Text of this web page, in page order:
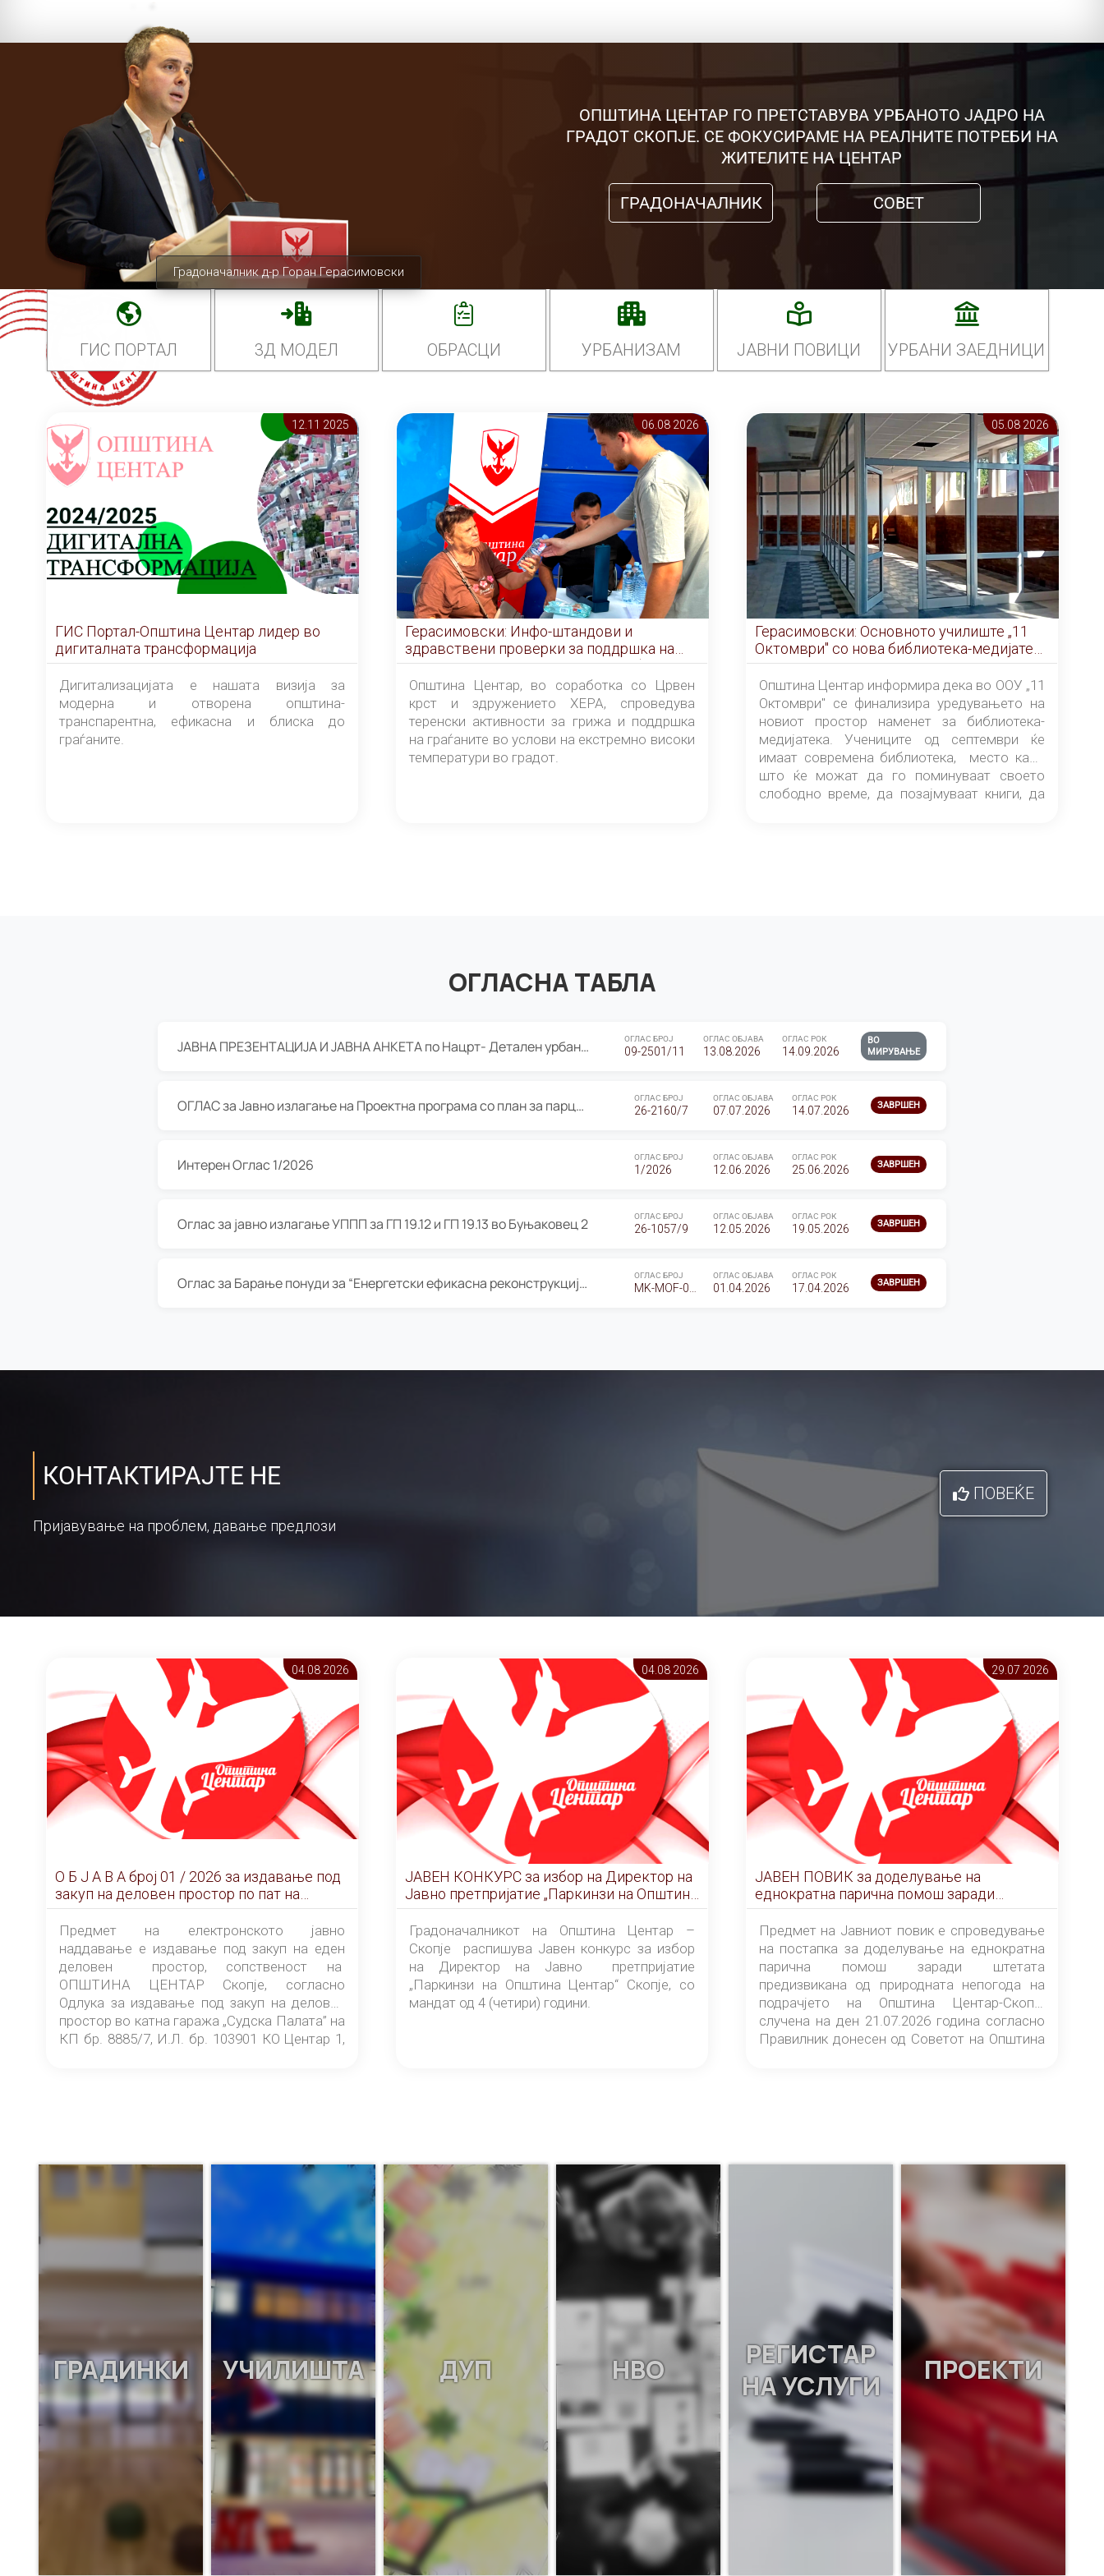
Градоначалник д-р Горан Герасимовски
ОПШТИНА ЦЕНТАР ГО ПРЕТСТАВУВА УРБАНОТО ЈАДРО НА
ГРАДОТ СКОПЈЕ. СЕ ФОКУСИРАМЕ НА РЕАЛНИТЕ ПОТРЕБИ НА
ЖИТЕЛИТЕ НА ЦЕНТАР
ГРАДОНАЧАЛНИК СОВЕТ
ГИС ПОРТАЛ 3Д МОДЕЛ ОБРАСЦИ УРБАНИЗАМ ЈАВНИ ПОВИЦИ УРБАНИ ЗАЕДНИЦИ
12.11 2025
ГИС Портал-Општина Центар лидер во
дигиталната трансформација
Дигитализацијата е нашата визија за
модерна и отворена општина-
транспарентна, ефикасна и блиска до
граѓаните.
06.08 2026
Герасимовски: Инфо-штандови и
здравствени проверки за поддршка на
граѓаните во услови на топлотен бран
Општина Центар, во соработка со Црвен
крст и здружението ХЕРА, спроведува
теренски активности за грижа и поддршка
на граѓаните во услови на екстремно високи
температури во градот.
05.08 2026
Герасимовски: Основното училиште „11
Октомври" со нова библиотека-медијатека
од септември
Општина Центар информира дека во ООУ „11
Октомври" се финализира уредувањето на
новиот простор наменет за библиотека-
медијатека. Учениците од септември ќе
имаат современа библиотека, место каде
што ќе можат да го поминуваат своето
слободно време, да позајмуваат книги, да
ОГЛАСНА ТАБЛА
ЈАВНА ПРЕЗЕНТАЦИЈА И ЈАВНА АНКЕТА по Нацрт- Детален урбанистички план Градска четврт Ј 05- Барутана, Општина Центар- Скопје, плански период 2025-2030 ОГЛАС БРОЈ
09-2501/11
ОГЛАС ОБЈАВА
13.08.2026
ОГЛАС РОК
14.09.2026
ВО
МИРУВАЊЕ
ОГЛАС за Јавно излагање на Проектна програма со план за парцелација за Урбанистички проект со план за парцелација за спојување на ГП 20.12 и ГП 20.37 од Изменување и дополнување на Детален урбанистички план Буњаковец 2, Општина Центар – Скопје ОГЛАС БРОЈ
26-2160/7
ОГЛАС ОБЈАВА
07.07.2026
ОГЛАС РОК
14.07.2026 ЗАВРШЕН
Интерен Оглас 1/2026 ОГЛАС БРОЈ
1/2026
ОГЛАС ОБЈАВА
12.06.2026
ОГЛАС РОК
25.06.2026 ЗАВРШЕН
Оглас за јавно излагање УППП за ГП 19.12 и ГП 19.13 во Буњаковец 2 ОГЛАС БРОЈ
26-1057/9
ОГЛАС ОБЈАВА
12.05.2026
ОГЛАС РОК
19.05.2026 ЗАВРШЕН
Оглас за Барање понуди за “Енергетски ефикасна реконструкција на објектот ООУ „Св. Кирил и Методиј" ОГЛАС БРОЈ ОГЛАС ОБЈАВА
01.04.2026
ОГЛАС РОК
17.04.2026 ЗАВРШЕН
КОНТАКТИРАЈТЕ НЕ
Пријавување на проблем, давање предлози
ПОВЕЌЕ
04.08 2026
О Б Ј А В А брoj 01 / 2026 за издавање под
закуп на деловен простор по пат на
ЕЛЕКТРОНСКО ЈАВНО НАДДАВАЊЕ
Предмет на електронското јавно
наддавање е издавање под закуп на еден
деловен простор, сопственост на
ОПШТИНА ЦЕНТАР Скопје, согласно
Одлука за издавање под закуп на деловен
простор во катна гаража „Судска Палата” на
КП бр. 8885/7, И.Л. бр. 103901 КО Центар 1,
понудувач.
04.08 2026
ЈАВЕН КОНКУРС за избор на Директор на
Јавно претпријатие „Паркинзи на Општина
Центар“ – Скопје
Градоначалникот на Општина Центар –
Скопје распишува Јавен конкурс за избор
на Директор на Јавно претпријатие
„Паркинзи на Општина Центар“ Скопје, со
мандат од 4 (четири) години.
29.07 2026
ЈАВЕН ПОВИК за доделување на
еднократна парична помош заради
штетата предизвикана од природната
непогода на подрачјето на Општина
Центар-Скопје случена на ден 21.07.2026
година
Предмет на Јавниот повик е спроведување
на постапка за доделување на еднократна
парична помош заради штетата
предизвикана од природната непогода на
подрачјето на Општина Центар-Скопје
случена на ден 21.07.2026 година согласно
Правилник донесен од Советот на Општина
ГРАДИНКИ УЧИЛИШТА ДУП НВО
РЕГИСТАР
НА УСЛУГИ
ПРОЕКТИ